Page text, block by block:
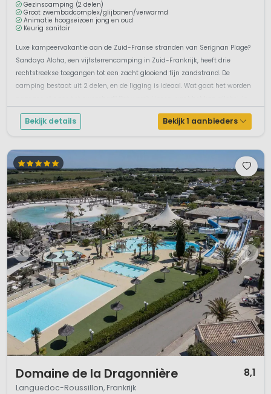
Gezinscamping (2 delen)
Groot zwembadcomplex/glijbanen/verwarmd
Animatie hoogseizoen jong en oud
Keurig sanitair
Luxe kampeervakantie aan de Zuid-Franse stranden van Serignan Plage?
Sandaya Aloha, een vijfsterrencamping in Zuid-Frankrijk, heeft drie
rechtstreekse toegangen tot een zacht glooiend fijn zandstrand. De
camping bestaat uit 2 delen, en de ligging is ideaal. Wat gaat het worden
Bekijk details Bekijk 1 aanbieders
Domaine de la Dragonnière 8,1
Languedoc-Roussillon, Frankrijk